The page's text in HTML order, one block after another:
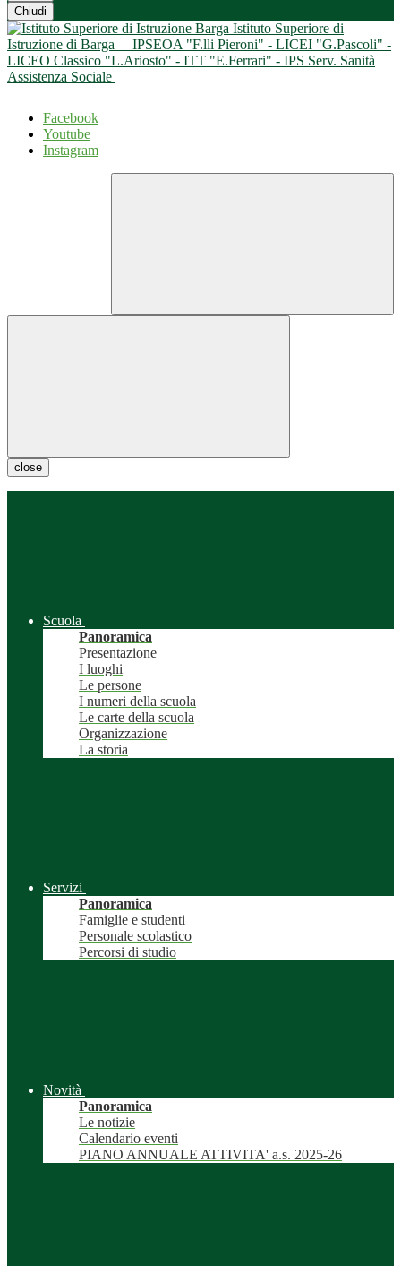
Chiudi
Istituto Superiore di
Istruzione di Barga
IPSEOA "F.lli Pieroni" - LICEI "G.Pascoli" -
LICEO Classico "L.Ariosto" - ITT "E.Ferrari" - IPS Serv. Sanità
Assistenza Sociale
Facebook
Youtube
Instagram
close
Scuola
Panoramica
Presentazione
I luoghi
Le persone
I numeri della scuola
Le carte della scuola
Organizzazione
La storia
Servizi
Panoramica
Famiglie e studenti
Personale scolastico
Percorsi di studio
Novità
Panoramica
Le notizie
Calendario eventi
PIANO ANNUALE ATTIVITA' a.s. 2025-26